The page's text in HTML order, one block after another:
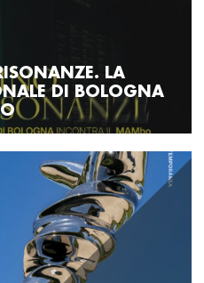
LA
DI BOLOGNA